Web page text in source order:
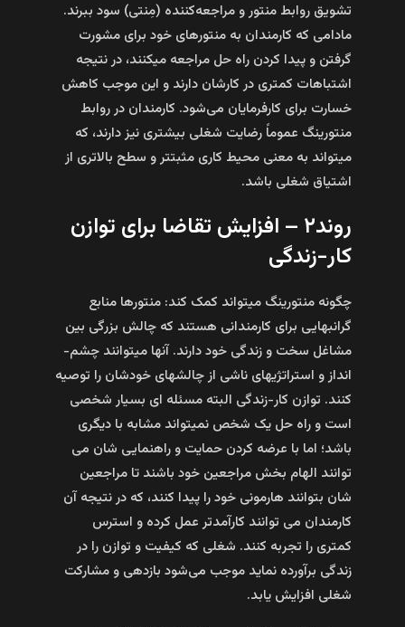
تشویق روابط منتور و مراجعه‌کننده (مِنتی) سود ببرند.
مادامی‌ که کارمندان به منتورهای خود برای مشورت
گرفتن و پیدا کردن راه‌ حل مراجعه می­کنند، در نتیجه
اشتباهات کمتری در کارشان دارند و این موجب کاهش
خسارت برای کارفرمایان می‌شود. کارمندان در روابط
منتورینگ عموماً رضایت شغلی بیشتری نیز دارند، که
می­تواند به معنی محیط کاری مثبت­تر و سطح بالاتری از
اشتیاق شغلی باشد.
روند۲ – افزایش تقاضا برای توازن
کار-زندگی
چگونه منتورینگ می­تواند کمک کند: منتورها منابع
گرانبهایی برای کارمندانی هستند که چالش بزرگی بین
مشاغل سخت و زندگی خود دارند. آن­ها می­توانند چشم­
انداز و استراتژی­های ناشی از چالش­های خودشان را توصیه
کنند. توازن کار-زندگی البته مسئله‌ ای بسیار شخصی
است و راه­ حل یک شخص نمی­تواند مشابه با دیگری
باشد؛ اما با عرضه کردن حمایت و راهنمایی‌ شان می‌
توانند الهام‌ بخش مراجعین خود باشند تا مراجعین‌
شان بتوانند هارمونی خود را پیدا کنند، که در نتیجه آن
کارمندان می‌ توانند کارآمدتر عمل کرده و استرس
کمتری را تجربه کنند. شغلی که کیفیت و توازن را در
زندگی برآورده نماید موجب می‌شود بازدهی و مشارکت
شغلی افزایش یابد.